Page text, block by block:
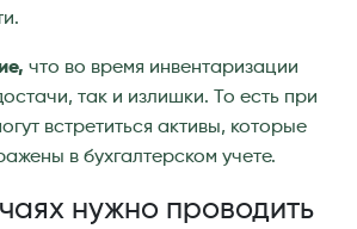
что во время инвентаризации
так и излишки. То есть при
встретиться активы, которые
в бухгалтерском учете.
нужно проводить